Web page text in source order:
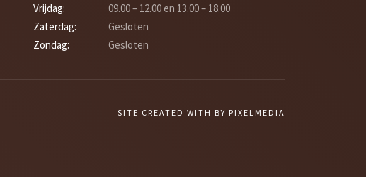
Vrijdag:
09.00 – 12.00 en 13.00 – 18.00
Zaterdag:
Gesloten
Zondag:
Gesloten
SITE CREATED WITH BY PIXELMEDIA